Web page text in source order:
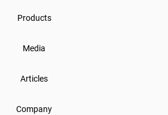
Products
Media
Articles
Company